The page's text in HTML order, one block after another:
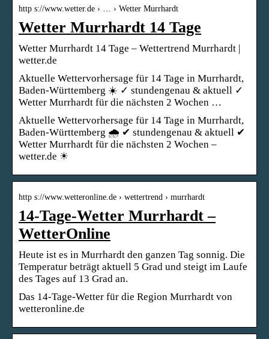
http s://www.wetter.de › … › Wetter Murrhardt
Wetter Murrhardt 14 Tage
Wetter Murrhardt 14 Tage – Wettertrend Murrhardt |
wetter.de
Aktuelle Wettervorhersage für 14 Tage in Murrhardt,
Baden-Württemberg ☀️ ✓ stundengenau & aktuell ✓
Wetter Murrhardt für die nächsten 2 Wochen …
Aktuelle Wettervorhersage für 14 Tage in Murrhardt,
Baden-Württemberg 🌧️ ✔ stundengenau & aktuell ✔
Wetter Murrhardt für die nächsten 2 Wochen –
wetter.de ☀
http s://www.wetteronline.de › wettertrend › murrhardt
14-Tage-Wetter Murrhardt –
WetterOnline
Heute ist es in Murrhardt den ganzen Tag sonnig. Die
Temperatur beträgt aktuell 5 Grad und steigt im Laufe
des Tages auf 13 Grad an.
Das 14-Tage-Wetter für die Region Murrhardt von
wetteronline.de